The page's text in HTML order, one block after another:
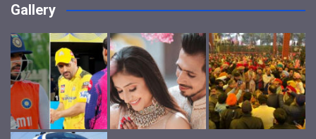
Gallery